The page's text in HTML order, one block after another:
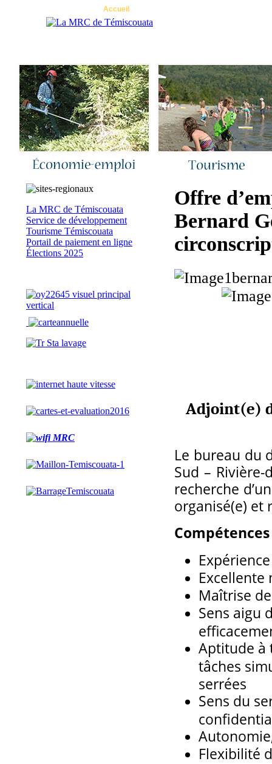
Accueil
La MRC de Témiscouata
Service de développement
Tourisme Témiscouata
Portail de paiement en ligne
Élections 2025
Offre
Bernard
Adjoint(e)
Le bureau du
Sud –
recherche
organisé(e) et
Excellente
Maîtrise
Sens aigu
Aptitude à
tâches
serrées
Sens du
Flexibilité